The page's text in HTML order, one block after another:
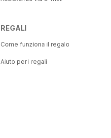
REGALI
Come funziona il regalo
Aiuto per i regali